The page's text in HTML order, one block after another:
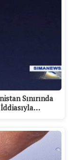
Sınırında